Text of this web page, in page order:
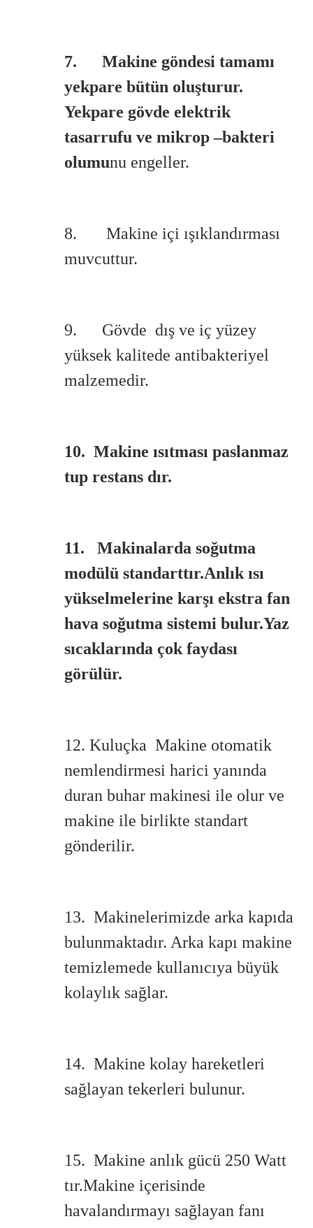
7. Makine göndesi tamamı
yekpare bütün oluşturur.
Yekpare gövde elektrik
tasarrufu ve mikrop –bakteri
olumunu engeller.
8. Makine içi ışıklandırması
muvcuttur.
9. Gövde dış ve iç yüzey
yüksek kalitede antibakteriyel
malzemedir.
10. Makine ısıtması paslanmaz
tup restans dır.
11. Makinalarda soğutma
modülü standarttır.Anlık ısı
yükselmelerine karşı ekstra fan
hava soğutma sistemi bulur.Yaz
sıcaklarında çok faydası
görülür.
12. Kuluçka Makine otomatik
nemlendirmesi harici yanında
duran buhar makinesi ile olur ve
makine ile birlikte standart
gönderilir.
13. Makinelerimizde arka kapıda
bulunmaktadır. Arka kapı makine
temizlemede kullanıcıya büyük
kolaylık sağlar.
14. Makine kolay hareketleri
sağlayan tekerleri bulunur.
15. Makine anlık gücü 250 Watt
tır.Makine içerisinde
havalandırmayı sağlayan fanı